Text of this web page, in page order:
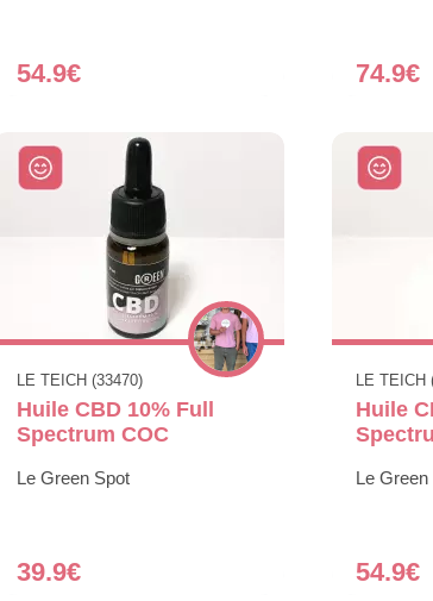
54.9€ 74.9€
LE TEICH (33470)
Huile CBD 10% Full
Spectrum COC
Le Green Spot
39.9€
LE TEICH
Huile
Le Green
54.9€